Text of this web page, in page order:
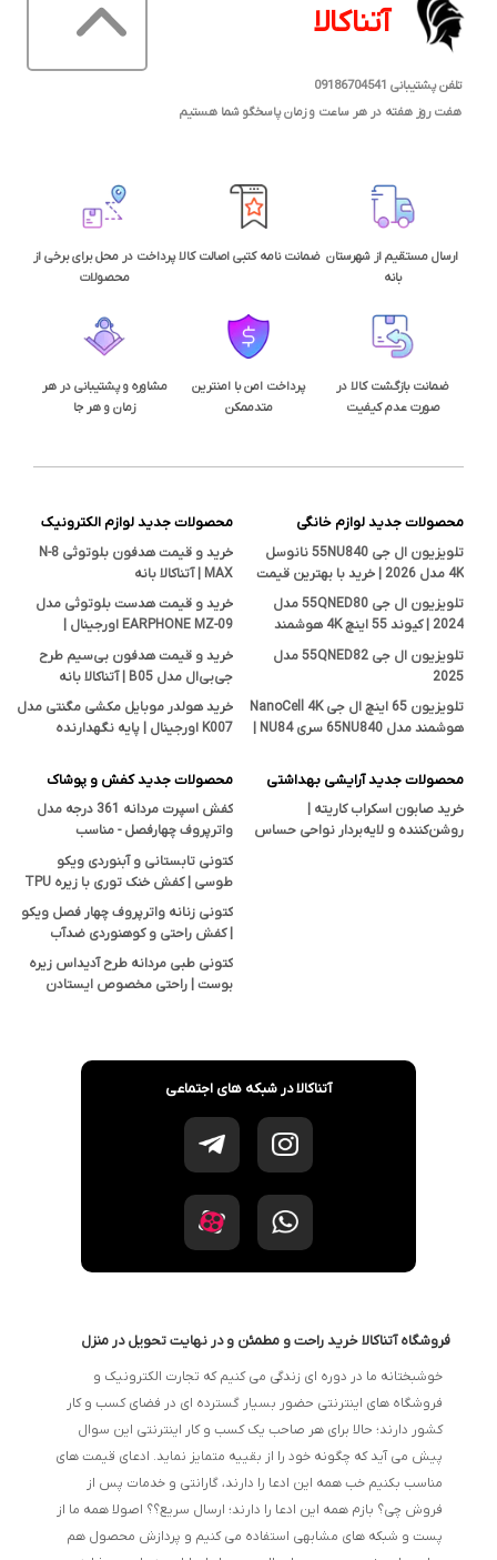
آتناکالا
تلفن پشتیبانی 09186704541
هفت روز هفته در هر ساعت و زمان پاسخگو شما هستیم
ارسال مستقیم از شهرستان
بانه
ضمانت نامه کتبی اصالت کالاپرداخت در محل برای برخی از
محصولات
ضمانت بازگشت کالا در
صورت عدم کیفیت
پرداخت امن با امنترین
متدممکن
مشاوره و پشتیبانی در هر
زمان و هر جا
محصولات جدید لوازم خانگی
تلویزیون ال جی 55NU840 نانوسل
4K مدل 2026 | خرید با بهترین قیمت
تلویزیون ال جی 55QNED80 مدل
2024 | کیوند 55 اینچ 4K هوشمند
اصل
تلویزیون ال جی 55QNED82 مدل
2025
تلویزیون 65 اینچ ال جی NanoCell 4K
محصولات جدید لوازم الکترونیک
خرید و قیمت هدفون بلوتوثی N-8
MAX | آتناکالا بانه
خرید و قیمت هدست بلوتوثی مدل
EARPHONE MZ-09 اورجینال |
فروشگاه آتناکالا بانه
خرید و قیمت هدفون بی‌سیم طرح
جی‌بی‌ال مدل B05 | آتناکالا بانه
خرید هولدر موبایل مکشی مگنتی مدل
K007 اورجینال | پایه نگهدارنده
محصولات جدید آرایشی بهداشتی
خرید صابون اسکراب کاریته |
روشن‌کننده و لایه‌بردار نواحی حساس
محصولات جدید کفش و پوشاک
کفش اسپرت مردانه 361 درجه مدل
واترپروف چهارفصل - مناسب
پیاده‌روی، کوهنوردی و استفاده روزمره
کتونی تابستانی و آبنوردی ویکو
طوسی | کفش خنک توری با زیره TPU
ضدلغزش
کتونی زنانه واترپروف چهار فصل ویکو
| کفش راحتی و کوهنوردی ضدآب
Vicko
کتونی طبی مردانه طرح آدیداس زیره
بوست | راحتی مخصوص ایستادن
آتناکالا در شبکه های اجتماعی
فروشگاه آتناکالا خرید راحت و مطمئن و در نهایت تحویل در منزل
خوشبختانه ما در دوره ای زندگی می کنیم که تجارت الکترونیک و
فروشگاه های اینترنتی حضور بسیار گسترده ای در فضای کسب و کار
کشور دارند؛ حالا برای هر صاحب یک کسب و کار اینترنتی این سوال
پیش می آید که چگونه خود را از بقییه متمایز نماید. ادعای قیمت های
مناسب بکنیم خب همه این ادعا را دارند، گارانتی و خدمات پس از
فروش چی؟ بازم همه این ادعا را دارند؛ ارسال سریع؟؟ اصولا همه ما از
پست و شبکه های مشابهی استفاده می کنیم و پردازش محصول هم